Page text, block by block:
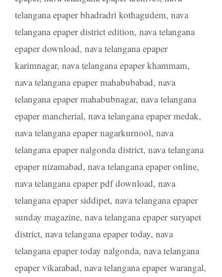
telangana epaper bhadradri kothagudem, nava
telangana epaper district edition, nava telangana
epaper download, nava telangana epaper
karimnagar, nava telangana epaper khammam,
nava telangana epaper mahabubabad, nava
telangana epaper mahabubnagar, nava telangana
epaper mancherial, nava telangana epaper medak,
nava telangana epaper nagarkurnool, nava
telangana epaper nalgonda district, nava telangana
epaper nizamabad, nava telangana epaper online,
nava telangana epaper pdf download, nava
telangana epaper siddipet, nava telangana epaper
sunday magazine, nava telangana epaper suryapet
district, nava telangana epaper today, nava
telangana epaper today nalgonda, nava telangana
epaper vikarabad, nava telangana epaper warangal,